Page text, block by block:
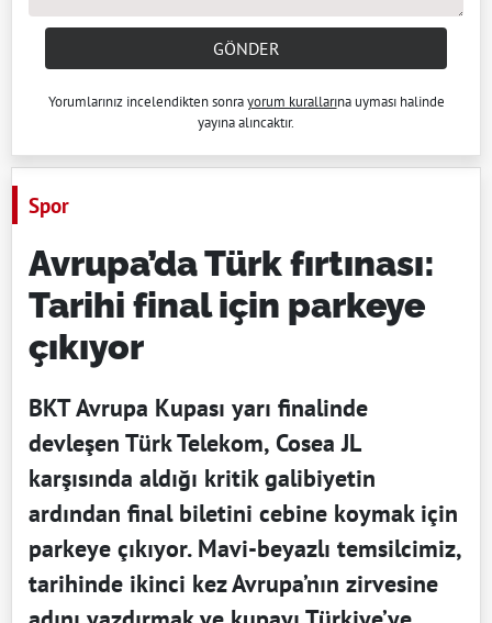
GÖNDER
Yorumlarınız incelendikten sonrayorum kurallarına uyması halinde
yayına alıncaktır.
Spor
Avrupa’da Türk fırtınası:
Tarihi final için parkeye
çıkıyor
BKT Avrupa Kupası yarı finalinde
devleşen Türk Telekom, Cosea JL
karşısında aldığı kritik galibiyetin
ardından final biletini cebine koymak için
parkeye çıkıyor. Mavi-beyazlı temsilcimiz,
tarihinde ikinci kez Avrupa’nın zirvesine